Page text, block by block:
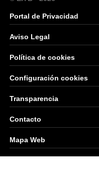
Portal de Privacidad
Aviso Legal
Política de cookies
Configuración cookies
Transparencia
Contacto
Mapa Web